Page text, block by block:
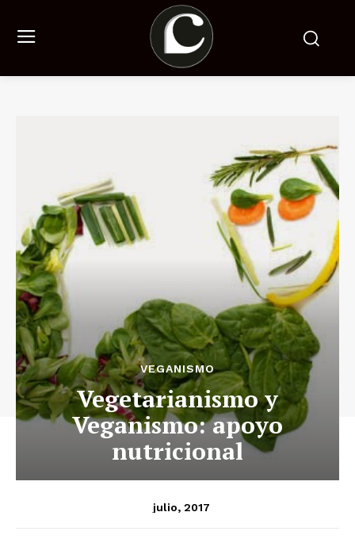
VEGANISMO
Vegetarianismo y
Veganismo: apoyo
nutricional
julio, 2017